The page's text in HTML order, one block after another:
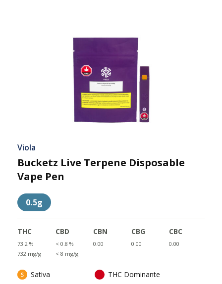
Viola
Bucketz Live Terpene Disposable
Vape Pen
0.5g
THC
73.2 %
732 mg/g
CBD
< 0.8 %
< 8 mg/g
CBN
0.00
CBG
0.00
CBC
0.00
Sativa THC Dominante